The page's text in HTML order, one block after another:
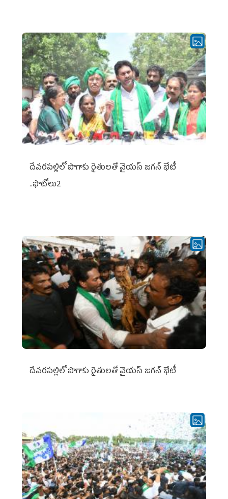
దేవరపల్లిలో పొగాకు రైతులతో వైయస్ జగన్ భేటీ
..ఫొటోలు2
దేవరపల్లిలో పొగాకు రైతులతో వైయస్ జగన్ భేటీ